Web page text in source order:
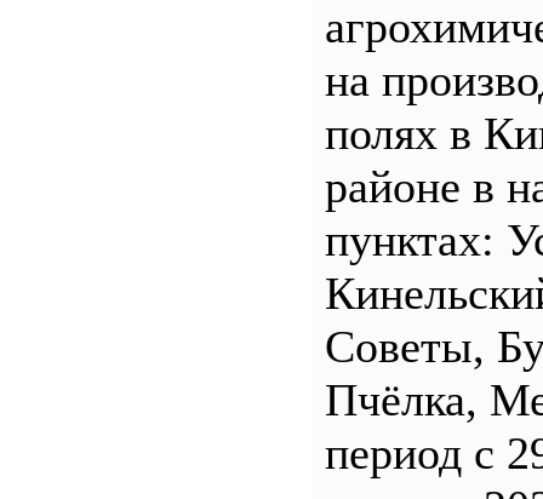
на
полях в
районе в
пунктах:
Советы,
Пчёлка,
период с